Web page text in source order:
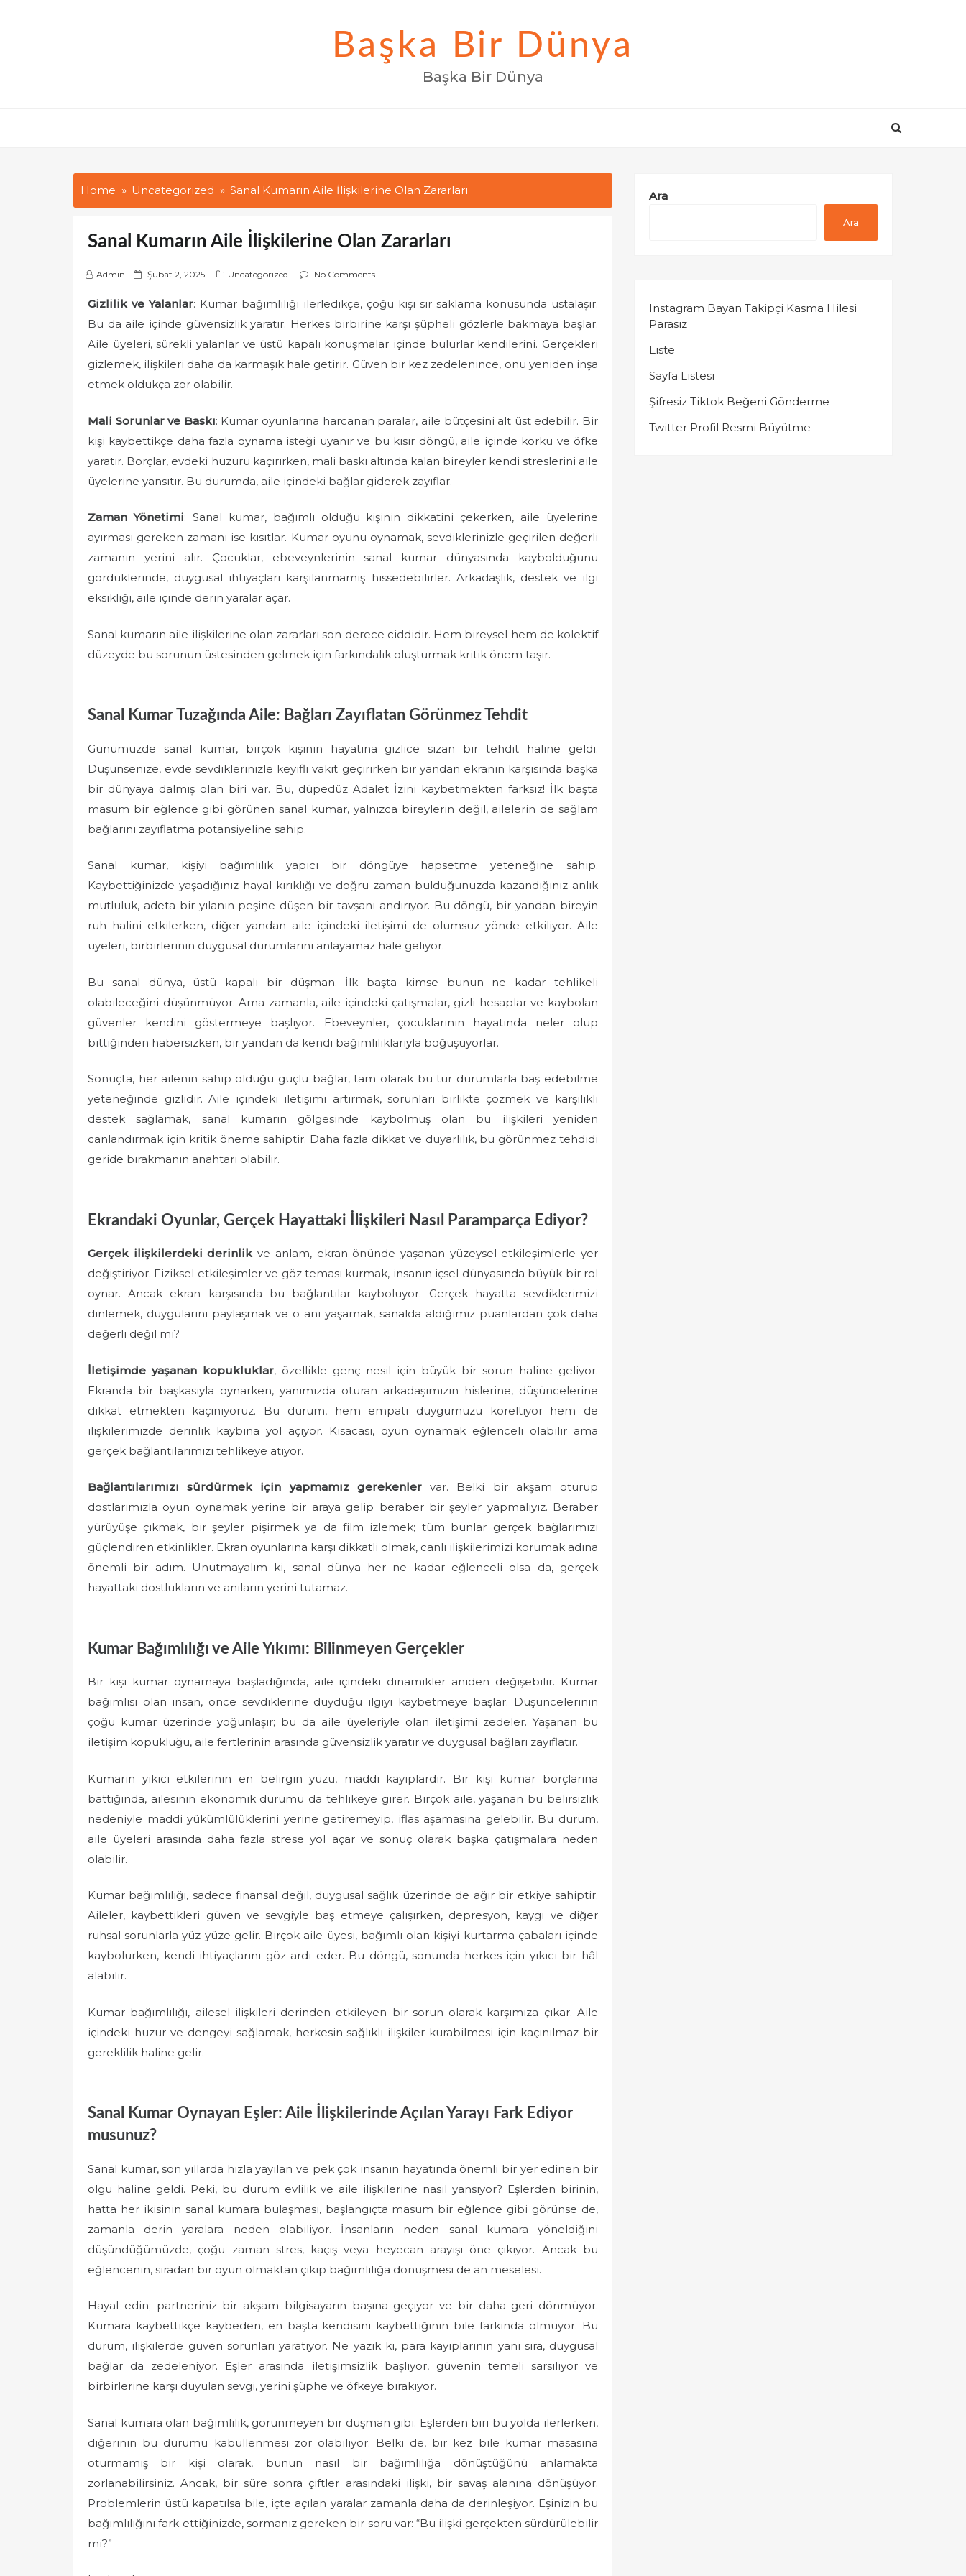
Başka Bir Dünya
Başka Bir Dünya
Home Uncategorized Sanal Kumarın Aile İlişkilerine Olan Zararları
Sanal Kumarın Aile İlişkilerine Olan Zararları
Admin
P
s
t
o
n
Şubat 2, 2025 Uncategorized No Comments
Gizlilik ve Yalanlar: Kumar bağımlılığı ilerledikçe, çoğu kişi sır saklama konusunda ustalaşır.
Bu da aile içinde güvensizlik yaratır. Herkes birbirine karşı şüpheli gözlerle bakmaya başlar.
Aile üyeleri, sürekli yalanlar ve üstü kapalı konuşmalar içinde bulurlar kendilerini. Gerçekleri
gizlemek, ilişkileri daha da karmaşık hale getirir. Güven bir kez zedelenince, onu yeniden inşa
etmek oldukça zor olabilir.
Mali Sorunlar ve Baskı: Kumar oyunlarına harcanan paralar, aile bütçesini alt üst edebilir. Bir
kişi kaybettikçe daha fazla oynama isteği uyanır ve bu kısır döngü, aile içinde korku ve öfke
yaratır. Borçlar, evdeki huzuru kaçırırken, mali baskı altında kalan bireyler kendi streslerini aile
üyelerine yansıtır. Bu durumda, aile içindeki bağlar giderek zayıflar.
Zaman Yönetimi: Sanal kumar, bağımlı olduğu kişinin dikkatini çekerken, aile üyelerine
ayırması gereken zamanı ise kısıtlar. Kumar oyunu oynamak, sevdiklerinizle geçirilen değerli
zamanın yerini alır. Çocuklar, ebeveynlerinin sanal kumar dünyasında kaybolduğunu
gördüklerinde, duygusal ihtiyaçları karşılanmamış hissedebilirler. Arkadaşlık, destek ve ilgi
eksikliği, aile içinde derin yaralar açar.
Sanal kumarın aile ilişkilerine olan zararları son derece ciddidir. Hem bireysel hem de kolektif
düzeyde bu sorunun üstesinden gelmek için farkındalık oluşturmak kritik önem taşır.
Sanal Kumar Tuzağında Aile: Bağları Zayıflatan Görünmez Tehdit
Günümüzde sanal kumar, birçok kişinin hayatına gizlice sızan bir tehdit haline geldi.
Düşünsenize, evde sevdiklerinizle keyifli vakit geçirirken bir yandan ekranın karşısında başka
bir dünyaya dalmış olan biri var. Bu, düpedüz Adalet İzini kaybetmekten farksız! İlk başta
masum bir eğlence gibi görünen sanal kumar, yalnızca bireylerin değil, ailelerin de sağlam
bağlarını zayıflatma potansiyeline sahip.
Sanal kumar, kişiyi bağımlılık yapıcı bir döngüye hapsetme yeteneğine sahip.
Kaybettiğinizde yaşadığınız hayal kırıklığı ve doğru zaman bulduğunuzda kazandığınız anlık
mutluluk, adeta bir yılanın peşine düşen bir tavşanı andırıyor. Bu döngü, bir yandan bireyin
ruh halini etkilerken, diğer yandan aile içindeki iletişimi de olumsuz yönde etkiliyor. Aile
üyeleri, birbirlerinin duygusal durumlarını anlayamaz hale geliyor.
Bu sanal dünya, üstü kapalı bir düşman. İlk başta kimse bunun ne kadar tehlikeli
olabileceğini düşünmüyor. Ama zamanla, aile içindeki çatışmalar, gizli hesaplar ve kaybolan
güvenler kendini göstermeye başlıyor. Ebeveynler, çocuklarının hayatında neler olup
bittiğinden habersizken, bir yandan da kendi bağımlılıklarıyla boğuşuyorlar.
Sonuçta, her ailenin sahip olduğu güçlü bağlar, tam olarak bu tür durumlarla baş edebilme
yeteneğinde gizlidir. Aile içindeki iletişimi artırmak, sorunları birlikte çözmek ve karşılıklı
destek sağlamak, sanal kumarın gölgesinde kaybolmuş olan bu ilişkileri yeniden
canlandırmak için kritik öneme sahiptir. Daha fazla dikkat ve duyarlılık, bu görünmez tehdidi
geride bırakmanın anahtarı olabilir.
Ekrandaki Oyunlar, Gerçek Hayattaki İlişkileri Nasıl Paramparça Ediyor?
Gerçek ilişkilerdeki derinlikve anlam, ekran önünde yaşanan yüzeysel etkileşimlerle yer
değiştiriyor. Fiziksel etkileşimler ve göz teması kurmak, insanın içsel dünyasında büyük bir rol
oynar. Ancak ekran karşısında bu bağlantılar kayboluyor. Gerçek hayatta sevdiklerimizi
dinlemek, duygularını paylaşmak ve o anı yaşamak, sanalda aldığımız puanlardan çok daha
değerli değil mi?
İletişimde yaşanan kopukluklar, özellikle genç nesil için büyük bir sorun haline geliyor.
Ekranda bir başkasıyla oynarken, yanımızda oturan arkadaşımızın hislerine, düşüncelerine
dikkat etmekten kaçınıyoruz. Bu durum, hem empati duygumuzu köreltiyor hem de
ilişkilerimizde derinlik kaybına yol açıyor. Kısacası, oyun oynamak eğlenceli olabilir ama
gerçek bağlantılarımızı tehlikeye atıyor.
Bağlantılarımızı sürdürmek için yapmamız gerekenlervar. Belki bir akşam oturup
dostlarımızla oyun oynamak yerine bir araya gelip beraber bir şeyler yapmalıyız. Beraber
yürüyüşe çıkmak, bir şeyler pişirmek ya da film izlemek; tüm bunlar gerçek bağlarımızı
güçlendiren etkinlikler. Ekran oyunlarına karşı dikkatli olmak, canlı ilişkilerimizi korumak adına
önemli bir adım. Unutmayalım ki, sanal dünya her ne kadar eğlenceli olsa da, gerçek
hayattaki dostlukların ve anıların yerini tutamaz.
Kumar Bağımlılığı ve Aile Yıkımı: Bilinmeyen Gerçekler
Bir kişi kumar oynamaya başladığında, aile içindeki dinamikler aniden değişebilir. Kumar
bağımlısı olan insan, önce sevdiklerine duyduğu ilgiyi kaybetmeye başlar. Düşüncelerinin
çoğu kumar üzerinde yoğunlaşır; bu da aile üyeleriyle olan iletişimi zedeler. Yaşanan bu
iletişim kopukluğu, aile fertlerinin arasında güvensizlik yaratır ve duygusal bağları zayıflatır.
Kumarın yıkıcı etkilerinin en belirgin yüzü, maddi kayıplardır. Bir kişi kumar borçlarına
battığında, ailesinin ekonomik durumu da tehlikeye girer. Birçok aile, yaşanan bu belirsizlik
nedeniyle maddi yükümlülüklerini yerine getiremeyip, iflas aşamasına gelebilir. Bu durum,
aile üyeleri arasında daha fazla strese yol açar ve sonuç olarak başka çatışmalara neden
olabilir.
Kumar bağımlılığı, sadece finansal değil, duygusal sağlık üzerinde de ağır bir etkiye sahiptir.
Aileler, kaybettikleri güven ve sevgiyle baş etmeye çalışırken, depresyon, kaygı ve diğer
ruhsal sorunlarla yüz yüze gelir. Birçok aile üyesi, bağımlı olan kişiyi kurtarma çabaları içinde
kaybolurken, kendi ihtiyaçlarını göz ardı eder. Bu döngü, sonunda herkes için yıkıcı bir hâl
alabilir.
Kumar bağımlılığı, ailesel ilişkileri derinden etkileyen bir sorun olarak karşımıza çıkar. Aile
içindeki huzur ve dengeyi sağlamak, herkesin sağlıklı ilişkiler kurabilmesi için kaçınılmaz bir
gereklilik haline gelir.
Sanal Kumar Oynayan Eşler: Aile İlişkilerinde Açılan Yarayı Fark Ediyor
musunuz?
Sanal kumar, son yıllarda hızla yayılan ve pek çok insanın hayatında önemli bir yer edinen bir
olgu haline geldi. Peki, bu durum evlilik ve aile ilişkilerine nasıl yansıyor? Eşlerden birinin,
hatta her ikisinin sanal kumara bulaşması, başlangıçta masum bir eğlence gibi görünse de,
zamanla derin yaralara neden olabiliyor. İnsanların neden sanal kumara yöneldiğini
düşündüğümüzde, çoğu zaman stres, kaçış veya heyecan arayışı öne çıkıyor. Ancak bu
eğlencenin, sıradan bir oyun olmaktan çıkıp bağımlılığa dönüşmesi de an meselesi.
Hayal edin; partneriniz bir akşam bilgisayarın başına geçiyor ve bir daha geri dönmüyor.
Kumara kaybettikçe kaybeden, en başta kendisini kaybettiğinin bile farkında olmuyor. Bu
durum, ilişkilerde güven sorunları yaratıyor. Ne yazık ki, para kayıplarının yanı sıra, duygusal
bağlar da zedeleniyor. Eşler arasında iletişimsizlik başlıyor, güvenin temeli sarsılıyor ve
birbirlerine karşı duyulan sevgi, yerini şüphe ve öfkeye bırakıyor.
Sanal kumara olan bağımlılık, görünmeyen bir düşman gibi. Eşlerden biri bu yolda ilerlerken,
diğerinin bu durumu kabullenmesi zor olabiliyor. Belki de, bir kez bile kumar masasına
oturmamış bir kişi olarak, bunun nasıl bir bağımlılığa dönüştüğünü anlamakta
zorlanabilirsiniz. Ancak, bir süre sonra çiftler arasındaki ilişki, bir savaş alanına dönüşüyor.
Problemlerin üstü kapatılsa bile, içte açılan yaralar zamanla daha da derinleşiyor. Eşinizin bu
bağımlılığını fark ettiğinizde, sormanız gereken bir soru var: “Bu ilişki gerçekten sürdürülebilir
mi?”
Ara
Ara
Instagram Bayan Takipçi Kasma Hilesi
Parasız
Liste
Sayfa Listesi
Şifresiz Tiktok Beğeni Gönderme
Twitter Profil Resmi Büyütme